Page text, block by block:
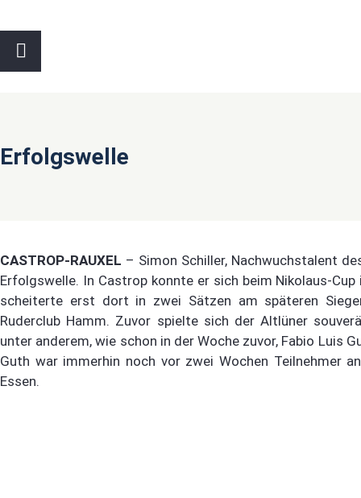
Erfolgswelle
CASTROP-RAUXEL – Simon Schiller, Nachwuchstalent
Erfolgswelle. In Castrop konnte er sich beim Nikolaus-
scheiterte erst dort in zwei Sätzen am späteren
Ruderclub Hamm. Zuvor spielte sich der Altlüner
unter anderem, wie schon in der Woche zuvor, Fabio Luis
Guth war immerhin noch vor zwei Wochen Teilnehmer
Essen.